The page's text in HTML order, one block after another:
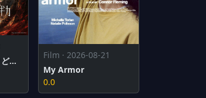
劇場版 魔法少女まどか☆マギカ〈ワルプルギスの廻天〉
Film · 2026-08-21
My Armor
0.0